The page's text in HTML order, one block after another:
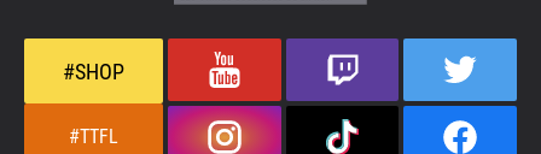
#SHOP
#TTFL